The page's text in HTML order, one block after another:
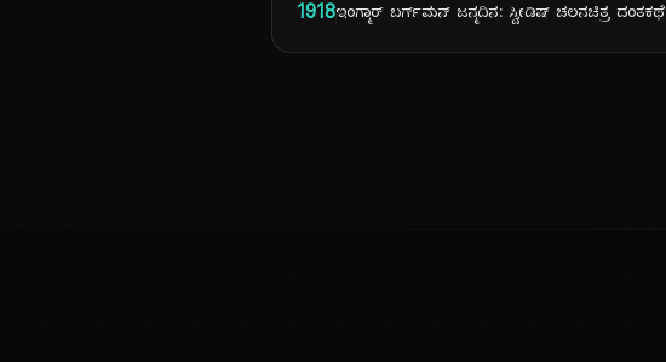
1918ಇಂಗ್ಮಾರ್ ಬರ್ಗ್‌ಮನ್ ಜನ್ಮದಿನ: ಸ್ವೀಡಿಷ್ ಚಲನಚಿತ್ರ ದಂತಕಥೆ